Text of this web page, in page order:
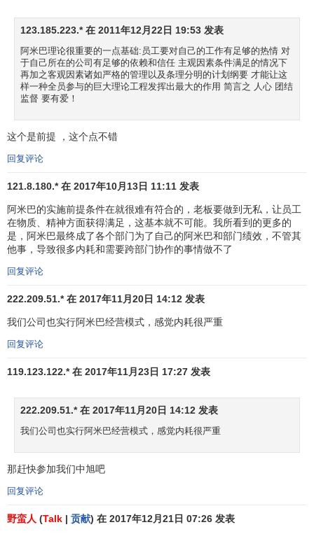
队，焦点在于阿米巴团队创造的附加值。
通过单位时间核算制度公式，使各个部门、各小组，甚
至某个人的经营业绩变得清晰透明。一般来说，大公司的员
工很难对自己工作的具体成果有实在的感觉，他们常常只是
公司庞大系统中的一个小小的齿轮，很难感知到自己对公司
到底有何贡献。从这点上看，单位时间的附加价值激励员工
的动力。因此，阿米巴经营是一种全员参与型的经营体系，
每位员工都要充分掌握自己所属的阿米巴组织目标，在各自
月公布各小组每单位时间内的附加价值，各个小组当月的经
营状况、每个组员及小组所创造的利润、及其占公司总利润
的百分比等等，都一目了然。
每个小组的成绩当然有高下之分，但公司并不因此在工
资、奖金上有差别待遇。对成绩好的小组只是做些表扬，颁
赠纪念品，京瓷始终坚持只给予他们“对公司有贡献”的荣誉。
营业绩不佳”并非单看附加值，也会从附加值来考察经营内
容。有时单位时间附加价值较高的阿米巴干部反倒得到低评
而被认定为“经营业绩”不佳。这样做是为了避免各个阿米巴之
间恶性竞争局面的出现，稻盛和夫在提高公司员工素质方面
用力颇多。
一本的语录。正是由于稻盛和夫塑造的上述
流传这样的话就不会让人感到奇怪： “遵守交货日期是
员的责任，接受订单是生产部门的职责”。
123.185.223.* 在 2011年12月22日 19:53 发表
阿米巴理论很重要的一点基础:员工要对自己的工作有足够的热情 对
于自己所在的公司有足够的依赖和信任 主观因素条件满足的情况下
再加之客观因素诸如严格的管理以及条理分明的计划纲要 才能让这
样一种全员参与的巨大理论工程发挥出最大的作用 简言之 人心 团结
监督 要有爱！
这个是前提 ，这个点不错
回复评论
121.8.180.* 在 2017年10月13日 11:11 发表
阿米巴的实施前提条件在就很难有符合的，老板要做到无私，让员工
在物质、精神方面获得满足，这基本就不可能。我所看到的更多的
是，阿米巴最终成了各个部门为了自己的阿米巴和部门绩效，不管其
他事，导致很多内耗和需要跨部门协作的事情做不了
回复评论
222.209.51.* 在 2017年11月20日 14:12 发表
我们公司也实行阿米巴经营模式，感觉内耗很严重
回复评论
119.123.122.* 在 2017年11月23日 17:27 发表
222.209.51.* 在 2017年11月20日 14:12 发表
我们公司也实行阿米巴经营模式，感觉内耗很严重
那赶快参加我们中旭吧
回复评论
野蛮人 (Talk | 贡献) 在 2017年12月21日 07:26 发表